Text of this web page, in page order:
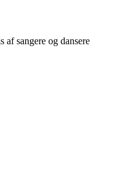
sangere og dansere